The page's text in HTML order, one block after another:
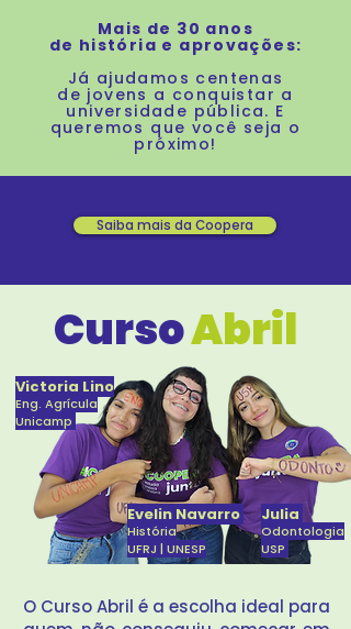
Mais de 30 anos
de história e aprovações:
Já ajudamos centenas
de jovens a conquistar a
universidade pública. E
queremos que você seja o
próximo!
Saiba mais da Coopera
CursoAbril
Julia
Odontologia
USP
Victoria Lino
Eng. Agrícula
Unicamp
Evelin Navarro
História
UFRJ | UNESP
O Curso Abril é a escolha ideal para